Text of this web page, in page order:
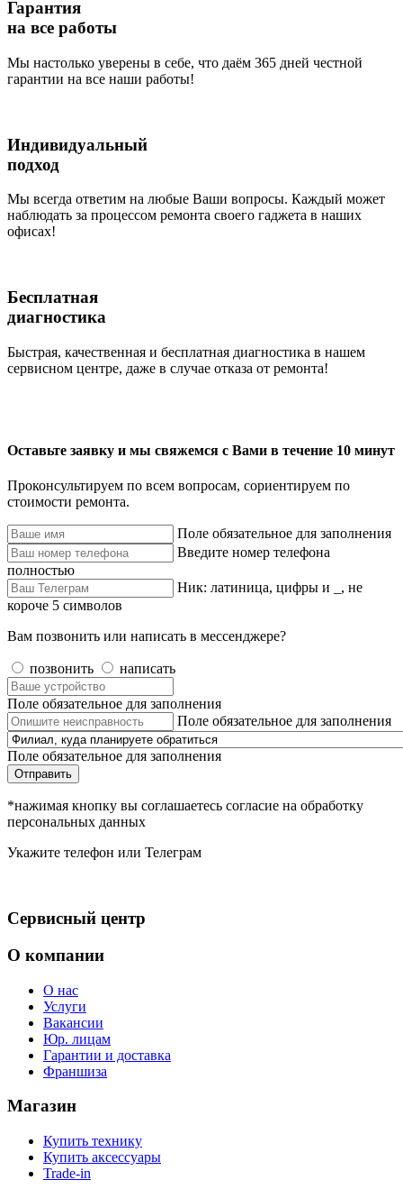
Гарантия
на все работы
Мы настолько уверены в себе, что даём 365 дней честной
гарантии на все наши работы!
Индивидуальный
подход
Мы всегда ответим на любые Ваши вопросы. Каждый может
наблюдать за процессом ремонта своего гаджета в наших
офисах!
Бесплатная
диагностика
Быстрая, качественная и бесплатная диагностика в нашем
сервисном центре, даже в случае отказа от ремонта!
Оставьте заявку и мы свяжемся с Вами в течение 10 минут
Проконсультируем по всем вопросам, сориентируем по
стоимости ремонта.
Поле обязательное для заполнения
Введите номер телефона
полностью
Ник: латиница, цифры и _, не
короче 5 символов
Вам позвонить или написать в мессенджере?
позвонить написать
Поле обязательное для заполнения
Поле обязательное для заполнения
Поле обязательное для заполнения
Отправить
*нажимая кнопку вы соглашаетесь согласие на обработку
персональных данных
Укажите телефон или Телеграм
Сервисный центр
О компании
О нас
Услуги
Вакансии
Юр. лицам
Гарантии и доставка
Франшиза
Магазин
Купить технику
Купить аксессуары
Trade-in